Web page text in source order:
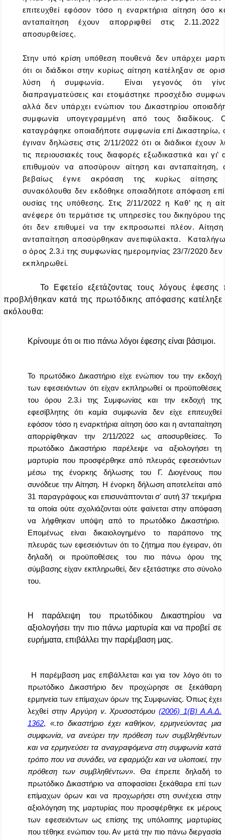
επιτευχθεί εφόσον τόσο η εναρκτήρια αίτηση όσο
ανταπαίτηση έχουν απορριφθεί στις
αποσυρθείσες.
Στην υπό κρίση υπόθεση πουθενά δεν υπάρχει
ότι οι διάδικοι στην κυρίως αίτηση κατέληξαν σε
λύση ή συμφωνία. Είναι γεγονός ότι
διαπραγματεύσεις και ετοιμάστηκε προσχέδιο
αλλά δεν υπάρχει ενώπιον του Δικαστηρίου
συμφωνία υπογεγραμμένη από τους διαδίκους.
καταγράφηκε οποιαδήποτε συμφωνία επί Δικαστηρίω,
έγιναν δηλώσεις στις 2/11/2022 ότι οι διάδικοι έχουν
τις περιουσιακές τους διαφορές εξωδικαστικά και γι’
επιθυμούν να αποσύρουν αίτηση και ανταπαίτηση,
βεβαίως έγινε ακρόαση της κυρίως αίτησης
συνακόλουθα δεν εκδόθηκε οποιαδήποτε απόφαση
ουσίας της υπόθεσης. Στις 2/11/2022 η Καθ’ ης η
ανέφερε ότι τερμάτισε τις υπηρεσίες του δικηγόρου
ότι δεν επιθυμεί να την εκπροσωπεί πλέον. Αίτηση
ανταπαίτηση αποσύρθηκαν ανεπιφύλακτα. Καταλήγω
ο όρος 2.3.i της συμφωνίας ημερομηνίας 23/7/2020 δεν
εκπληρωθεί.
Το Εφετείο εξετάζοντας τους λόγους έφεσης
προβλήθηκαν κατά της πρωτόδικης απόφασης κατέληξε
ακόλουθα:
Κρίνουμε ότι οι πιο πάνω λόγοι έφεσης είναι βάσιμοι.
Το πρωτόδικο Δικαστήριο είχε ενώπιον του την εκδοχή
των εφεσειόντων ότι είχαν εκπληρωθεί οι προϋποθέσεις
του όρου 2.3.iτης Συμφωνίας και την εκδοχή της
εφεσίβλητης ότι καμία συμφωνία δεν είχε επιτευχθεί
εφόσον τόσο η εναρκτήρια αίτηση όσο και η ανταπαίτηση
απορρίφθηκαν την 2/11/2022 ως
αποσυρθείσες. Το
πρωτόδικο Δικαστήριο παρέλειψε να αξιολογήσει τη
μαρτυρία που προσφέρθηκε από πλευράς εφεσειόντων
μέσω της ένορκης δήλωσης του Γ. Διογένους που
συνόδευε την Αίτηση. Η ένορκη δήλωση αποτελείται από
31 παραγράφους και επισυνάπτονται σ' αυτή 37 τεκμήρια
τα οποία ούτε σχολιάζονται ούτε φαίνεται στην απόφαση
να λήφθηκαν υπόψη από το πρωτόδικο Δικαστήριο.
Επομένως είναι δικαιολογημένο το παράπονο της
πλευράς των εφεσειόντων ότι το ζήτημα που έγειραν, ότι
δηλαδή οι προϋποθέσεις του πιο πάνω όρου της
σύμβασης είχαν εκπληρωθεί, δεν εξετάστηκε στο σύνολο
του.
Η παράλειψη του πρωτόδικου Δικαστηρίου να
αξιολογήσει την πιο πάνω μαρτυρία και να προβεί σε
ευρήματα, επιβάλλει την παρέμβαση μας.
Η παρέμβαση μας επιβάλλεται και για τον λόγο ότι το
πρωτόδικο Δικαστήριο δεν προχώρησε σε ξεκάθαρη
ερμηνεία των επίμαχων όρων της Συμφωνίας. Όπως έχει
λεχθεί στην Αργύρη v. Χρυσοστόμου(2006) 1(Β) Α.Α.Δ.
1362, «.το δικαστήριο έχει καθήκον, ερμηνεύοντας μια
συμφωνία, να ανεύρει την πρόθεση των συμβληθέντων
και να ερμηνεύσει τα αναγραφόμενα στη συμφωνία κατά
τρόπο που να συνάδει, να εφαρμόζει και να υλοποιεί, την
πρόθεση των συμβληθέντων». Θα έπρεπε δηλαδή το
πρωτόδικο Δικαστήριο να αποφασίσει ξεκάθαρα επί των
επίμαχων όρων και να προχωρήσει στη συνέχεια στην
αξιολόγηση της μαρτυρίας που προσφέρθηκε εκ μέρους
των εφεσειόντων ως επίσης της υπόλοιπης μαρτυρίας
που τέθηκε ενώπιον του. Αν μετά την πιο πάνω διεργασία